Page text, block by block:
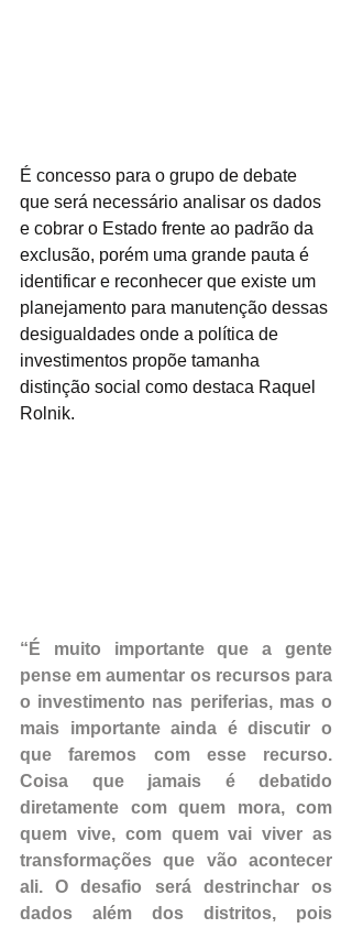
É concesso para o grupo de debate
que será necessário analisar os dados
e cobrar o Estado frente ao padrão da
exclusão, porém uma grande pauta é
identificar e reconhecer que existe um
planejamento para manutenção dessas
desigualdades onde a política de
investimentos propõe tamanha
distinção social como destaca Raquel
Rolnik.
“É muito importante que a gente
pense em aumentar os recursos para
o investimento nas periferias, mas o
mais importante ainda é discutir o
que faremos com esse recurso.
Coisa que jamais é debatido
diretamente com quem mora, com
quem vive, com quem vai viver as
transformações que vão acontecer
ali. O desafio será destrinchar os
dados além dos distritos, pois